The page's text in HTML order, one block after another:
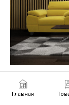
Главная